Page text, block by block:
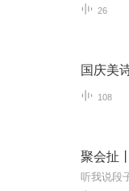
26
国庆美
108
聚会扯
听我说段